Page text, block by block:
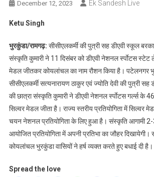
December 12, 2023 Ek Sandesh Live
Ketu Singh
भुरकुंडा/रामगढ़: सीसीएलकर्मी की पुत्री सह डीएवी स्कूल
संस्कृति कुमारी ने 11 दिसंबर को डीएवी नेशनल र्स्पाेटस स्टेट
मेडल जीतकर कोयलांचल का नाम रौशन किया है। पटेलनगर
सीसीएलकर्मी सत्यनारायण ठाकुर एवं ज्योति देवी की पुत्री सह
की छात्रा संस्कृति कुमारी ने डीएवी नेशनल र्स्पाेटस गर्ल्स के
सिल्वर मेडल जीता है। राज्य स्तरीय प्रतियोगिता में सिल्वर
चयन नेशनल प्रतियोगिता के लिए हुआ है। संस्कृति आगामी 2-3
आयोजित प्रतियोगिता में अपनी प्रतिभा का जौहर
कोयलांचल भुरकुंडा वासियों ने हर्ष व्यक्त करते हुए बधाई दी है।
Spread the love